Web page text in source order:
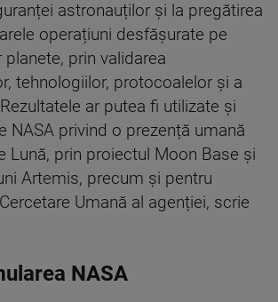
astronauților și la pregătirea
operațiuni desfășurate pe
prin validarea
tehnologiilor, protocoalelor și a
ar putea fi utilizate și
NASA privind o prezență umană
Lună, prin proiectul Moon Base și
Artemis, precum și pentru
Umană al agenției, scrie
NASA